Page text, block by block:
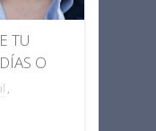
TU
O
,